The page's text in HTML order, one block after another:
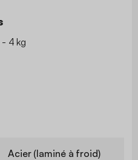
- 4 kg
Acier (laminé à froid)